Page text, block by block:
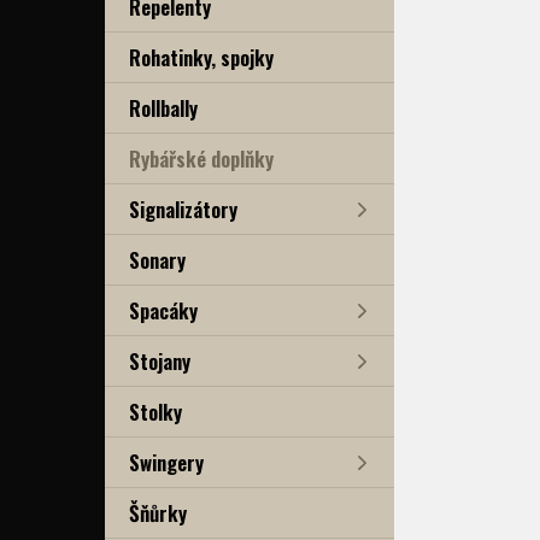
Repelenty
Rohatinky, spojky
Rollbally
Rybářské doplňky
Signalizátory
Sonary
Spacáky
Stojany
Stolky
Swingery
Šňůrky